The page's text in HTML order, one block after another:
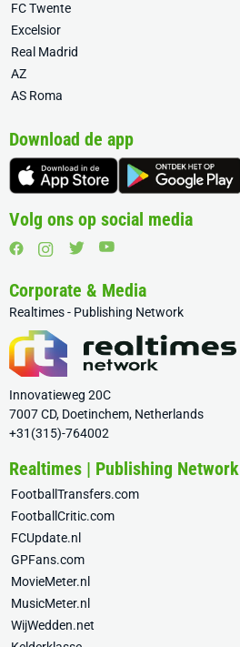
FC Twente
Excelsior
Real Madrid
AZ
AS Roma
Download de app
Volg ons op social media
Corporate & Media
Realtimes - Publishing Network
Innovatieweg 20C
7007 CD, Doetinchem, Netherlands
+31(315)-764002
Realtimes | Publishing Network
FootballTransfers.com
FootballCritic.com
FCUpdate.nl
GPFans.com
MovieMeter.nl
MusicMeter.nl
WijWedden.net